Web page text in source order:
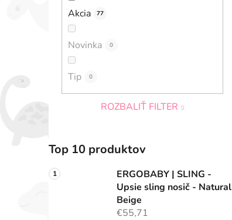
Akcia 77
Novinka 0
Tip 0
ROZBALIŤ FILTER
Top 10 produktov
ERGOBABY | SLING -
Upsie sling nosič - Natural
Beige
€55,71